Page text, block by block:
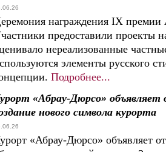
награждения IX
предоставили проекты
нереализованные
элементы русского
Подробнее...
«Абрау-Дюрсо»
нового символа курорта
«Абрау-Дюрсо» объявляет